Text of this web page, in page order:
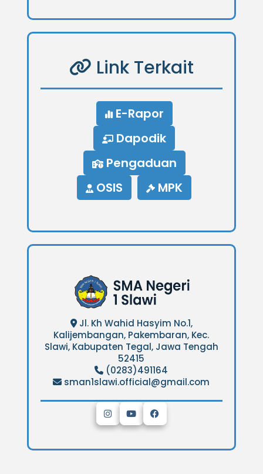
Link Terkait
E-Rapor
Dapodik
Pengaduan
OSIS
MPK
Jl. Kh Wahid Hasyim No.1,
Kalijembangan, Pakembaran, Kec.
Slawi, Kabupaten Tegal, Jawa Tengah
52415
(0283)491164
sman1slawi.official@gmail.com